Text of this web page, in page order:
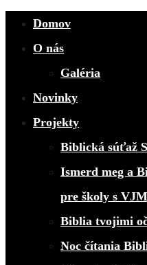
Domov
O nás
Galéria
Novinky
Projekty
Biblická súťaž
Ismerd meg a
pre školy s
Biblia tvojimi
Noc čítania